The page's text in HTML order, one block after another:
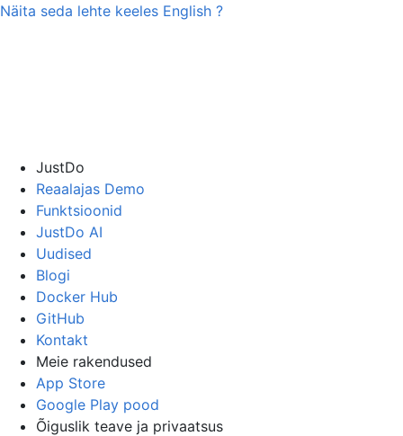
Näita seda lehte keeles English ?
JustDo
Reaalajas Demo
Funktsioonid
JustDo AI
Uudised
Blogi
Docker Hub
GitHub
Kontakt
Meie rakendused
App Store
Google Play pood
Õiguslik teave ja privaatsus